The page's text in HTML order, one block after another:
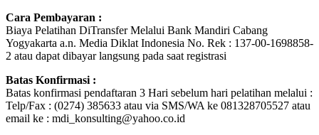
Cara Pembayaran :
Biaya Pelatihan DiTransfer Melalui Bank Mandiri Cabang
Yogyakarta a.n. Media Diklat Indonesia No. Rek : 137-00-1698858-
2 atau dapat dibayar langsung pada saat registrasi
Batas Konfirmasi :
Batas konfirmasi pendaftaran 3 Hari sebelum hari pelatihan melalui :
Telp/Fax : (0274) 385633 atau via SMS/WA ke 081328705527 atau
email ke : mdi_konsulting@yahoo.co.id